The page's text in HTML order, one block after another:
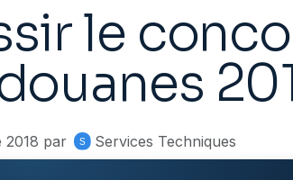
le
2018 par Services Techniques